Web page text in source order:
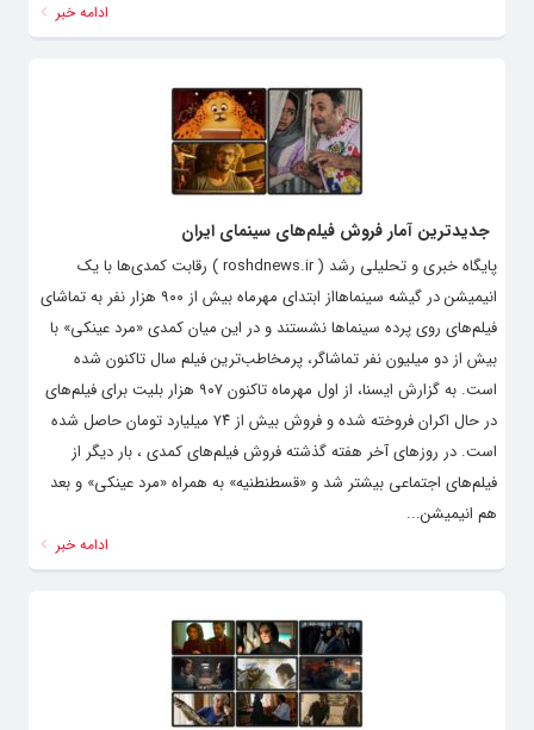
ادامه خبر
جدیدترین آمار فروش فیلم‌های سینمای ایران
پایگاه خبری و تحلیلی رشد ( roshdnews.ir ) رقابت کمدی‌ها با یک
انیمیشن در گیشه سینماهااز ابتدای مهرماه بیش از ۹۰۰ هزار نفر به تماشای
فیلم‌های روی پرده سینماها نشستند و در این میان کمدی «مرد عینکی» با
بیش از دو میلیون نفر تماشاگر، پرمخاطب‌ترین فیلم سال تاکنون شده
است. به گزارش ایسنا، از اول مهرماه تاکنون ۹۰۷ هزار بلیت برای فیلم‌های
در حال اکران فروخته شده و فروش بیش از ۷۴ میلیارد تومان حاصل شده
است. در روزهای آخر هفته گذشته فروش فیلم‌های کمدی ، بار دیگر از
فیلم‌های اجتماعی بیشتر شد و «قسطنطنیه» به همراه «مرد عینکی» و بعد
هم انیمیشن...
ادامه خبر